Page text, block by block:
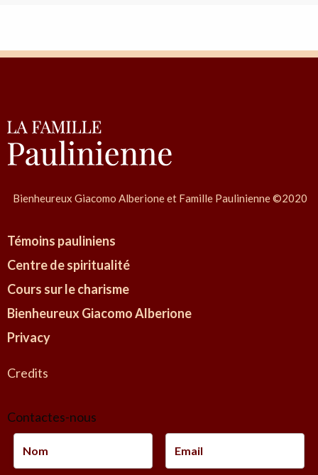
Bienheureux Giacomo Alberione et Famille Paulinienne ©2020
Témoins pauliniens
Centre de spiritualité
Cours sur le charisme
Bienheureux Giacomo Alberione
Privacy
Credits
Contactes-nous